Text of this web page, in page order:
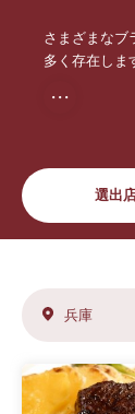
さまざまなブ
多く存在しま
・・・
選出
兵庫